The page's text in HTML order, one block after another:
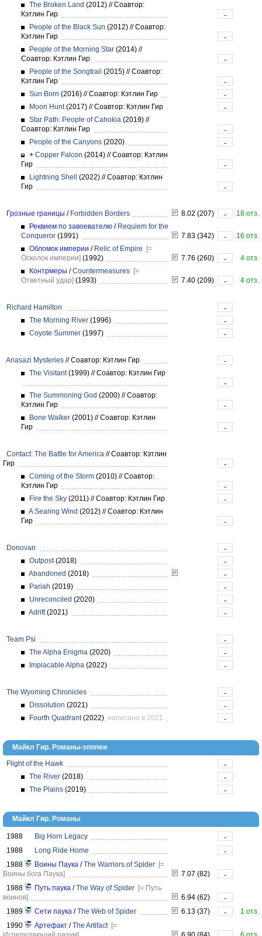
The Broken Land (2012) //Соавтор:
Кэтлин Гир
-
People of the Black Sun (2012) //Соавтор:
Кэтлин Гир
-
People of the Morning Star (2014) //
Соавтор: Кэтлин Гир
-
People of the Songtrail (2015) //Соавтор:
Кэтлин Гир
-
Sun Born (2016) //Соавтор: Кэтлин Гир
-
Moon Hunt(2017) //Соавтор: Кэтлин Гир
-
Star Path: People of Cahokia (2019) //
Соавтор: Кэтлин Гир
-
People of the Canyons (2020)
-
+ Copper Falcon (2014) //Соавтор: Кэтлин
Гир
-
Lightning Shell
(2022) //Соавтор: Кэтлин
Гир
-
Грозные границы / Forbidden Borders 8.02 (207) -
18 отз.
Реквием по завоевателю / Requiem for the
Conqueror (1991) 7.83 (342) -
16 отз.
Обломок империи / Relic of Empire
[=
Осколок империи] (1992) 7.76 (260) -
4 отз.
Контрмеры /Countermeasures [=
Ответный удар] (1993) 7.40 (209) - 4 отз.
Richard Hamilton
-
The Morning River (1996)
-
Coyote Summer (1997) -
Anasazi Mysteries //Соавтор: Кэтлин Гир
-
The Visitant(1999) //Соавтор: Кэтлин Гир
-
The Summoning God (2000) //Соавтор:
Кэтлин Гир
-
Bone Walker (2001) //Соавтор: Кэтлин
Гир
-
Contact: The Battle for America //Соавтор: Кэтлин
Гир
-
Coming of the Storm (2010) //Соавтор:
Кэтлин Гир
-
Fire the Sky (2011) //Соавтор: Кэтлин Гир
-
A Searing Wind (2012) //Соавтор: Кэтлин
Гир
-
Donovan
-
Outpost(2018)
-
Abandoned (2018)
-
Pariah (2019)
-
Unreconciled (2020)
-
Adrift(2021) -
Team Psi
-
The Alpha Enigma (2020)
-
Implacable Alpha (2022) -
The Wyoming Chronicles
-
Dissolution (2021)
-
Fourth Quadrant(2022), написано в 2021 -
Майкл Гир. Романы-эпопеи
Flight of the Hawk
-
The River (2018)
-
The Plains (2019) -
Майкл Гир. Романы
1988 Big Horn Legacy
-
1988
Long Ride Home
-
1988
Воины Паука /The Warriors of Spider [=
Воины бога Паука]
7.07 (82)
-
1988
Путь паука /The Way of Spider [= Путь
воинов]
6.94 (62)
-
1989
Сети паука /The Web of Spider 6.13 (37) -
1 отз.
1990
Артефакт /The Artifact [=